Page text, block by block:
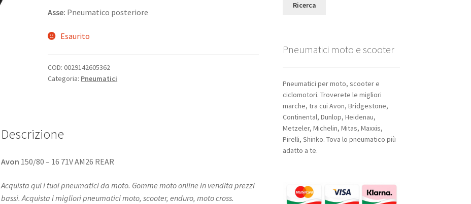
Asse: Pneumatico posteriore
Esaurito
COD:0029142605362
Categoria: Pneumatici
Descrizione
Avon 150/80 – 16 71V AM26 REAR
Acquista qui i tuoi pneumatici da moto. Gomme moto online in vendita prezzi
bassi. Acquista i migliori pneumatici moto, scooter, enduro, moto cross.
Ricerca
Pneumatici moto e scooter
Pneumatici per moto, scooter e
ciclomotori. Troverete le migliori
marche, tra cui Avon, Bridgestone,
Continental, Dunlop, Heidenau,
Metzeler, Michelin, Mitas, Maxxis,
Pirelli, Shinko. Tova lo pneumatico più
adatto a te.